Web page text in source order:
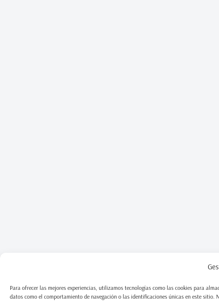
Para ofrecer las mejores experiencias, utilizamos tecnologías como las cookies para
datos como el comportamiento de navegación o las identificaciones únicas en este